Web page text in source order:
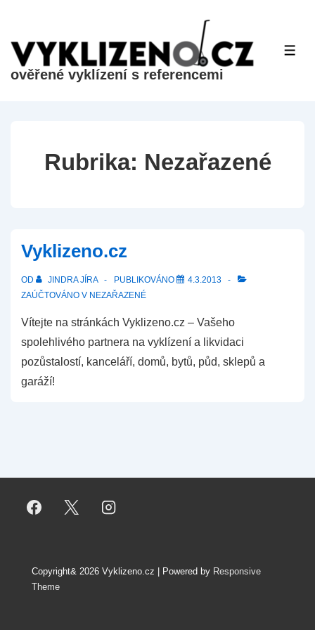
na
hlavní
ověřené vyklízení s referencemi
Rubrika: Nezařazené
Vyklizeno.cz
OD JINDRA JÍRA PUBLIKOVÁNO
4.3.2013
ZAÚČTOVÁNO V NEZAŘAZENÉ
Vítejte na stránkách Vyklizeno.cz – Vašeho
spolehlivého partnera na vyklízení a likvidaci
pozůstalostí, kanceláří, domů, bytů, půd, sklepů a
garáží!
Copyright& 2026 Vyklizeno.cz | Powered by Responsive
Theme